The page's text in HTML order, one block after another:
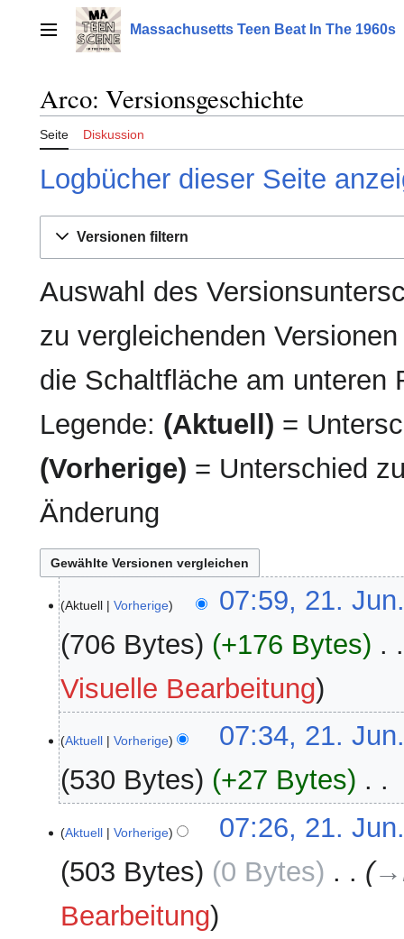
springenHauptmenü Massachusetts Teen Beat In The 1960s
Arco: Versionsgeschichte
Seite Diskussion
Logbücher dieser Seite
Versionen filtern
Auswahl des
zu vergleichenden
die Schaltfläche am unteren
Legende: (Aktuell) =
(Vorherige) = Unterschied
Änderung
Juni
2026
Aktuell Vorherige
07:59, 21.
706 Bytes
+176 Bytes
Visuelle Bearbeitung
Aktuell Vorherige
07:34, 21.
530 Bytes
+27 Bytes
e
n
e
B
e
Aktuell Vorherige
07:26, 21.
503 Bytes
0 Bytes
Bearbeitung